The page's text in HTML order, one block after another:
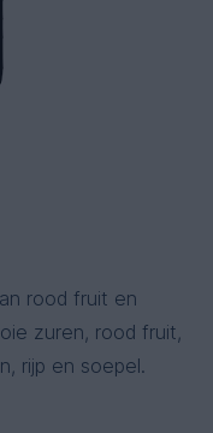
rood fruit en
zuren, rood fruit,
rijp en soepel.